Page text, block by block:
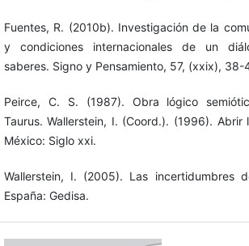
Fuentes, R. (2010b). Investigación de la
y condiciones internacionales de un
saberes. Signo y Pensamiento, 57, (xxix), 38-
Peirce, C. S. (1987). Obra lógico
Taurus. Wallerstein, I. (Coord.). (1996). Abrir
México: Siglo xxi.
Wallerstein, I. (2005). Las incertidumbres
España: Gedisa.